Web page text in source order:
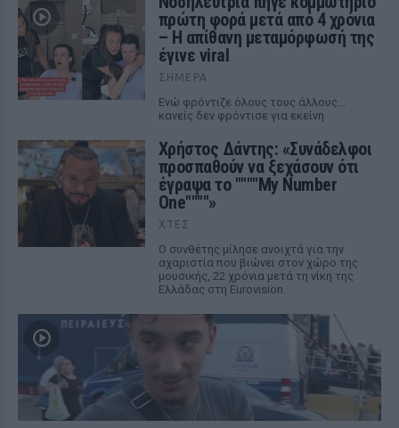
πρώτη φορά μετά από 4 χρόνια
– Η απίθανη μεταμόρφωσή της
έγινε viral
ΣΉΜΕΡΑ
Ενώ φρόντιζε όλους τους άλλους...
κανείς δεν φρόντισε για εκείνη
Χρήστος Δάντης: «Συνάδελφοι
προσπαθούν να ξεχάσουν ότι
έγραψα το """"My Number
One""""»
ΧΤΕΣ
Ο συνθέτης μίλησε ανοιχτά για την
αχαριστία που βιώνει στον χώρο της
μουσικής, 22 χρόνια μετά τη νίκη της
Ελλάδας στη Eurovision.